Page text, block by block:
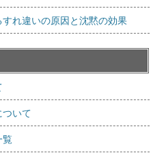
れ違いの原因と沈黙の効果
いて
覧